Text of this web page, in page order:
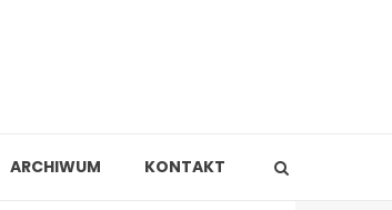
ARCHIWUM KONTAKT